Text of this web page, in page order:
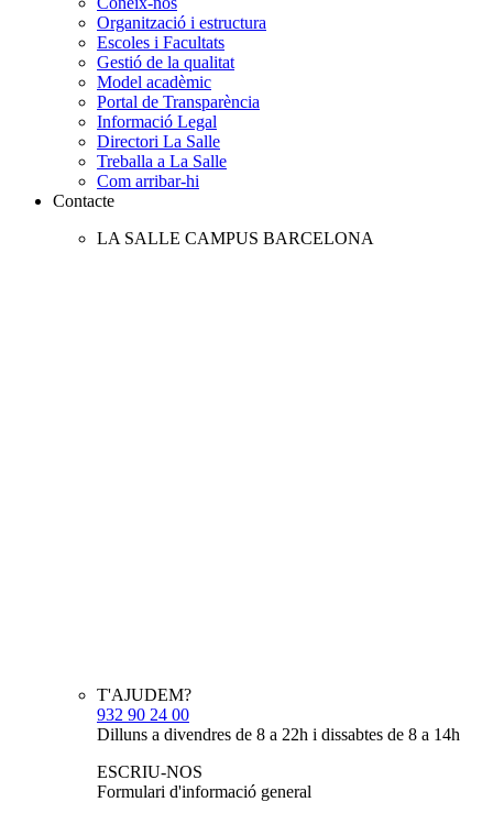
Organització i estructura
Escoles i Facultats
Gestió de la qualitat
Model acadèmic
Portal de Transparència
Informació Legal
Directori La Salle
Treballa a La Salle
Com arribar-hi
Contacte
LA SALLE CAMPUS BARCELONA
T'AJUDEM?
932 90 24 00
Dilluns a divendres de 8 a 22h i dissabtes de 8 a 14h
ESCRIU-NOS
Formulari d'informació general